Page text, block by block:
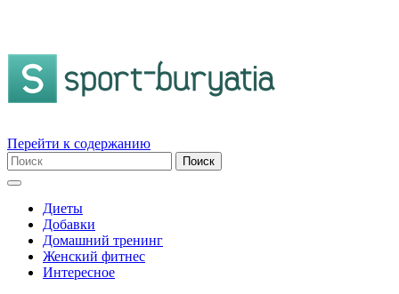
Перейти к содержанию
Диеты
Добавки
Домашний тренинг
Женский фитнес
Интересное